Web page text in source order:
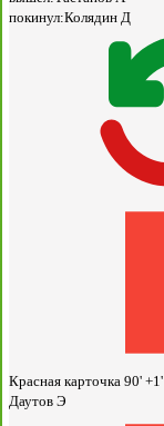
покинул:Колядин Д
Красная карточка 90' +1'
Даутов Э